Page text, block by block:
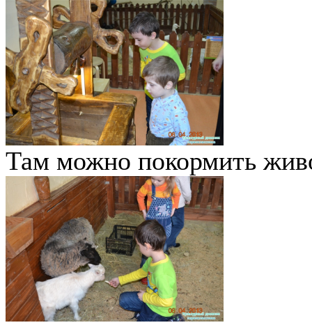
Там можно покормить